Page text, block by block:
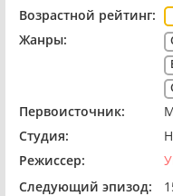
Возрастной рейтинг:
Жанры:
Первоисточник:
Студия:
Режиссер:
Следующий эпизод: